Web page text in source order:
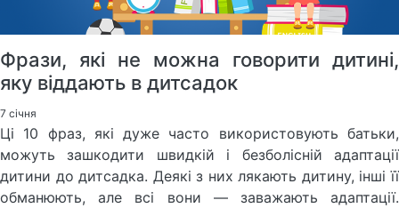
Фрази, які не можна говорити дитині,
яку віддають в дитсадок
7 січня
Ці 10 фраз, які дуже часто використовують батьки,
можуть зашкодити швидкій і безболісній адаптації
дитини до дитсадка. Деякі з них лякають дитину, інші її
обманюють, але всі вони — заважають адаптації.